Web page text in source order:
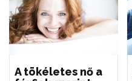
A tökéletes nő a